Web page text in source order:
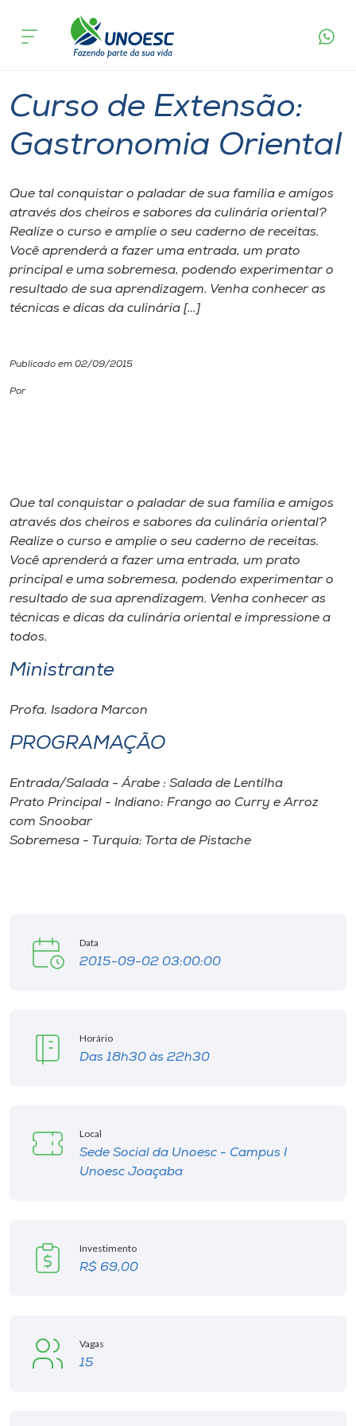
Cursos
Pesquisa
Portal de Ensino
A
I.nova
CPA
Biblioteca
Rádio
Store
acontece
Curso de Extensão:
Gastronomia Oriental
Que tal conquistar o paladar de sua família e amigos
através dos cheiros e sabores da culinária oriental?
Realize o curso e amplie o seu caderno de receitas.
Você aprenderá a fazer uma entrada, um prato
principal e uma sobremesa, podendo experimentar o
resultado de sua aprendizagem. Venha conhecer as
técnicas e dicas da culinária […]
Publicado em 02/09/2015
Por
Que tal conquistar o paladar de sua família e amigos
através dos cheiros e sabores da culinária oriental?
Realize o curso e amplie o seu caderno de receitas.
Você aprenderá a fazer uma entrada, um prato
principal e uma sobremesa, podendo experimentar o
resultado de sua aprendizagem. Venha conhecer as
técnicas e dicas da culinária oriental e impressione a
todos.
Ministrante
Profa. Isadora Marcon
PROGRAMAÇÃO
Entrada/Salada - Árabe : Salada de Lentilha
Prato Principal - Indiano: Frango ao Curry e Arroz
com Snoobar
Sobremesa - Turquia: Torta de Pistache
Data
2015-09-02 03:00:00
Horário
Das 18h30 às 22h30
Local
Sede Social da Unoesc - Campus I
Unoesc Joaçaba
Investimento
R$ 69,00
Vagas
15